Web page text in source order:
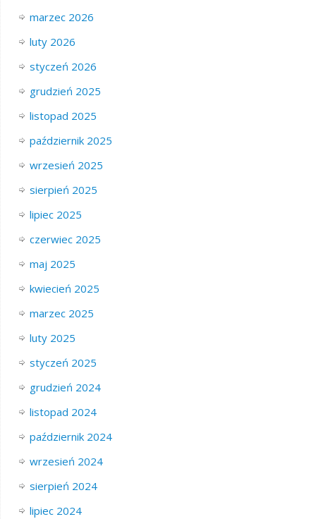
marzec 2026
luty 2026
styczeń 2026
grudzień 2025
listopad 2025
październik 2025
wrzesień 2025
sierpień 2025
lipiec 2025
czerwiec 2025
maj 2025
kwiecień 2025
marzec 2025
luty 2025
styczeń 2025
grudzień 2024
listopad 2024
październik 2024
wrzesień 2024
sierpień 2024
lipiec 2024